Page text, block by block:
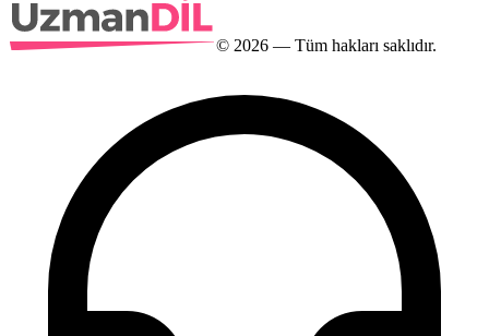
© 2026 — Tüm hakları saklıdır.